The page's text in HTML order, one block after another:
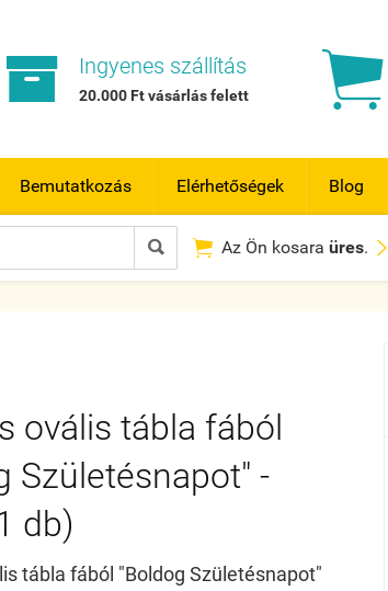
 Ingyenes szállítás
20.000 Ft vásárlás felett 
Bemutatkozás Elérhetőségek Blog
  Az Ön kosara üres. 
ovális tábla fából
Születésnapot" -
db)
tábla fából "Boldog Születésnapot"